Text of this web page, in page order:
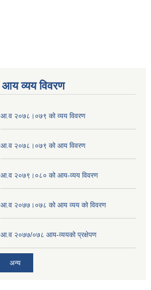
आय व्यय विवरण
आ.व २०७८।०७९ को व्यय विवरण
आ.व २०७८।०७९ को आय विवरण
आ.व २०७९।०८० को आय-व्यय विवरण
आ.व २०७७।०७८ को आय व्यय को विवरण
आ.व २०७७/०७८ आय-व्ययको प्रक्षेपण
अन्य